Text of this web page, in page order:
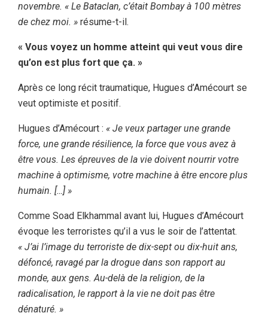
novembre. « Le Bataclan, c’était Bombay à 100 mètres
de chez moi. » résume-t-il.
« Vous voyez un homme atteint qui veut vous dire
qu’on est plus fort que ça. »
Après ce long récit traumatique, Hugues d’Amécourt se
veut optimiste et positif.
Hugues d’Amécourt : « Je veux partager une grande
force, une grande résilience, la force que vous avez à
être vous. Les épreuves de la vie doivent nourrir votre
machine à optimisme, votre machine à être encore plus
humain. […] »
Comme Soad Elkhammal avant lui, Hugues d’Amécourt
évoque les terroristes qu’il a vus le soir de l’attentat.
« J’ai l’image du terroriste de dix-sept ou dix-huit ans,
défoncé, ravagé par la drogue dans son rapport au
monde, aux gens. Au-delà de la religion, de la
radicalisation, le rapport à la vie ne doit pas être
dénaturé. »